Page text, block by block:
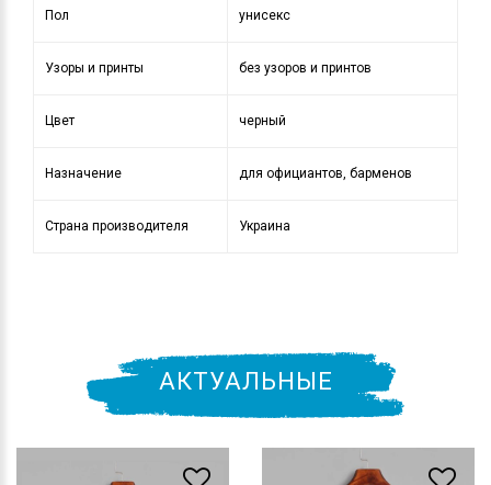
Пол унисекс
Узоры и принты без узоров и принтов
Цвет черный
Назначение для официантов, барменов
Страна производителя Украина
АКТУАЛЬНЫЕ